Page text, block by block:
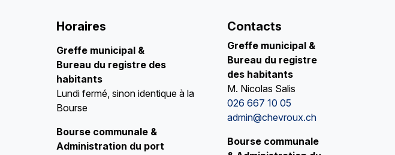
Horaires
Greffe municipal &
Bureau du registre des
habitants
Lundi fermé, sinon identique à la
Bourse
Bourse communale &
Administration du port
Contacts
Greffe municipal &
Bureau du registre
des habitants
M. Nicolas Salis
026 667 10 05
admin@chevroux.ch
Bourse communale